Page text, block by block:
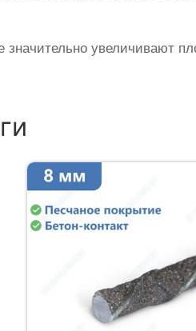
значительно увеличивают